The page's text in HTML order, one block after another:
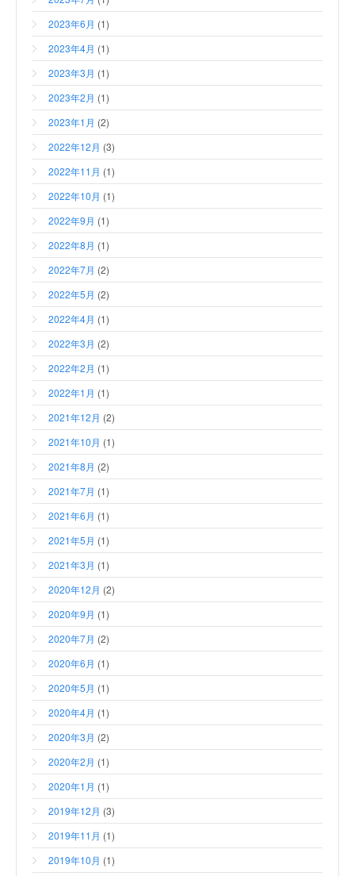
2023年6月 (1)
2023年4月 (1)
2023年3月 (1)
2023年2月 (1)
2023年1月 (2)
2022年12月 (3)
2022年11月 (1)
2022年10月 (1)
2022年9月 (1)
2022年8月 (1)
2022年7月 (2)
2022年5月 (2)
2022年4月 (1)
2022年3月 (2)
2022年2月 (1)
2022年1月 (1)
2021年12月 (2)
2021年10月 (1)
2021年8月 (2)
2021年7月 (1)
2021年6月 (1)
2021年5月 (1)
2021年3月 (1)
2020年12月 (2)
2020年9月 (1)
2020年7月 (2)
2020年6月 (1)
2020年5月 (1)
2020年4月 (1)
2020年3月 (2)
2020年2月 (1)
2020年1月 (1)
2019年12月 (3)
2019年11月 (1)
2019年10月 (1)